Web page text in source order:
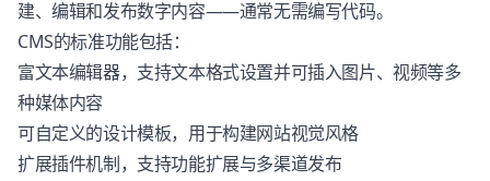
建、编辑和发布数字内容——通常无需编写代码。
CMS的标准功能包括：
富文本编辑器，支持文本格式设置并可插入图片、视频等多
种媒体内容
可自定义的设计模板，用于构建网站视觉风格
扩展插件机制，支持功能扩展与多渠道发布